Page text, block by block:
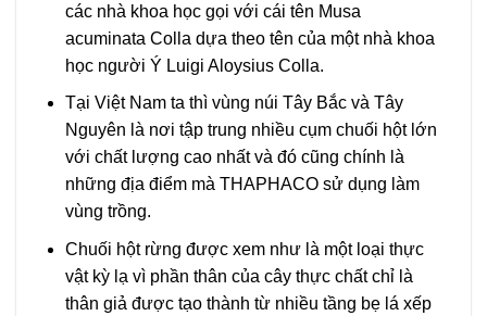
các nhà khoa học gọi với cái tên Musa
acuminata Colla dựa theo tên của một nhà khoa
học người Ý Luigi Aloysius Colla.
Tại Việt Nam ta thì vùng núi Tây Bắc và Tây
Nguyên là nơi tập trung nhiều cụm chuối hột lớn
với chất lượng cao nhất và đó cũng chính là
những địa điểm mà THAPHACO sử dụng làm
vùng trồng.
Chuối hột rừng được xem như là một loại thực
vật kỳ lạ vì phần thân của cây thực chất chỉ là
thân giả được tạo thành từ nhiều tầng bẹ lá xếp